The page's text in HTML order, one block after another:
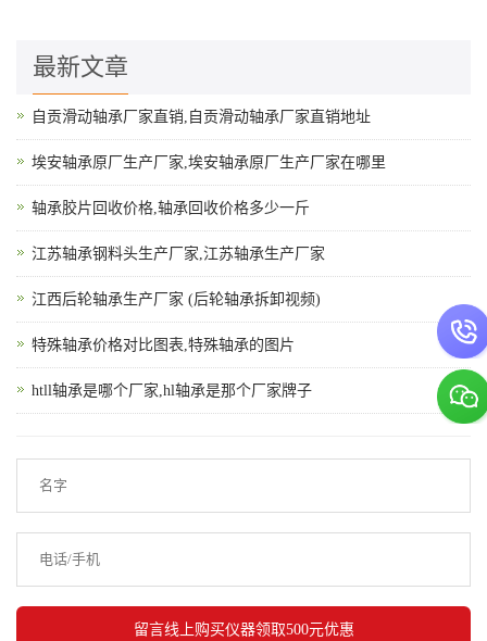
最新文章
自贡滑动轴承厂家直销,自贡滑动轴承厂家直销地址
埃安轴承原厂生产厂家,埃安轴承原厂生产厂家在哪里
轴承胶片回收价格,轴承回收价格多少一斤
江苏轴承钢料头生产厂家,江苏轴承生产厂家
江西后轮轴承生产厂家 (后轮轴承拆卸视频)
特殊轴承价格对比图表,特殊轴承的图片
htll轴承是哪个厂家,hl轴承是那个厂家牌子